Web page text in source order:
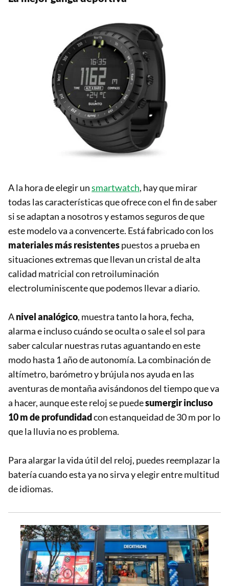
A la hora de elegir unsmartwatch, hay que mirar
todas las características que ofrece con el fin de saber
si se adaptan a nosotros y estamos seguros de que
este modelo va a convencerte. Está fabricado con los
materiales más resistentespuestos a prueba en
situaciones extremas que llevan un cristal de alta
calidad matricial con retroiluminación
electroluminiscente que podemos llevar a diario.
Anivel analógico, muestra tanto la hora, fecha,
alarma e incluso cuándo se oculta o sale el sol para
saber calcular nuestras rutas aguantando en este
modo hasta 1 año de autonomía. La combinación de
altímetro, barómetro y brújula nos ayuda en las
aventuras de montaña avisándonos del tiempo que va
a hacer, aunque este reloj se puedesumergir incluso
10 m de profundidadcon estanqueidad de 30 m por lo
que la lluvia no es problema.
Para alargar la vida útil del reloj, puedes reemplazar la
batería cuando esta ya no sirva y elegir entre multitud
de idiomas.